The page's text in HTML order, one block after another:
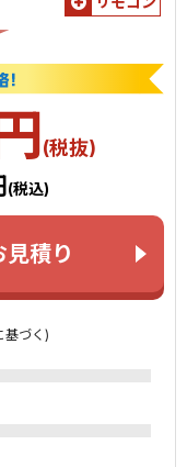
円(税抜)
(税込)
見積り
基づく)